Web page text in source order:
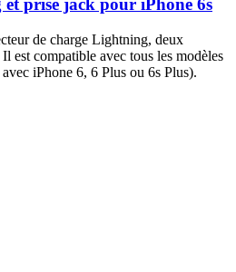
prise jack pour iPhone 6s
de charge Lightning, deux
est compatible avec tous les modèles
iPhone 6, 6 Plus ou 6s Plus).